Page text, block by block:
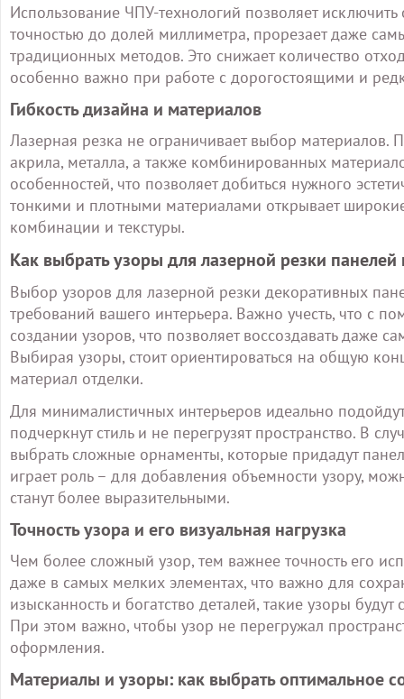
Использование ЧПУ-технологий позволяет
точностью до долей миллиметра, прорезает даже
традиционных методов. Это снижает количество
особенно важно при работе с дорогостоящими и
Гибкость дизайна и материалов
Лазерная резка не ограничивает выбор материалов.
акрила, металла, а также комбинированных
особенностей, что позволяет добиться нужного
тонкими и плотными материалами открывает
комбинации и текстуры.
Как выбрать узоры для лазерной резки
Выбор узоров для лазерной резки декоративных
требований вашего интерьера. Важно учесть, что с
создании узоров, что позволяет воссоздавать даже
Выбирая узоры, стоит ориентироваться на общую
материал отделки.
Для минималистичных интерьеров идеально
подчеркнут стиль и не перегрузят пространство. В
выбрать сложные орнаменты, которые придадут
играет роль – для добавления объемности узору,
станут более выразительными.
Точность узора и его визуальная нагрузка
Чем более сложный узор, тем важнее точность его
даже в самых мелких элементах, что важно для
изысканность и богатство деталей, такие узоры
При этом важно, чтобы узор не перегружал
оформления.
Материалы и узоры: как выбрать оптимальное